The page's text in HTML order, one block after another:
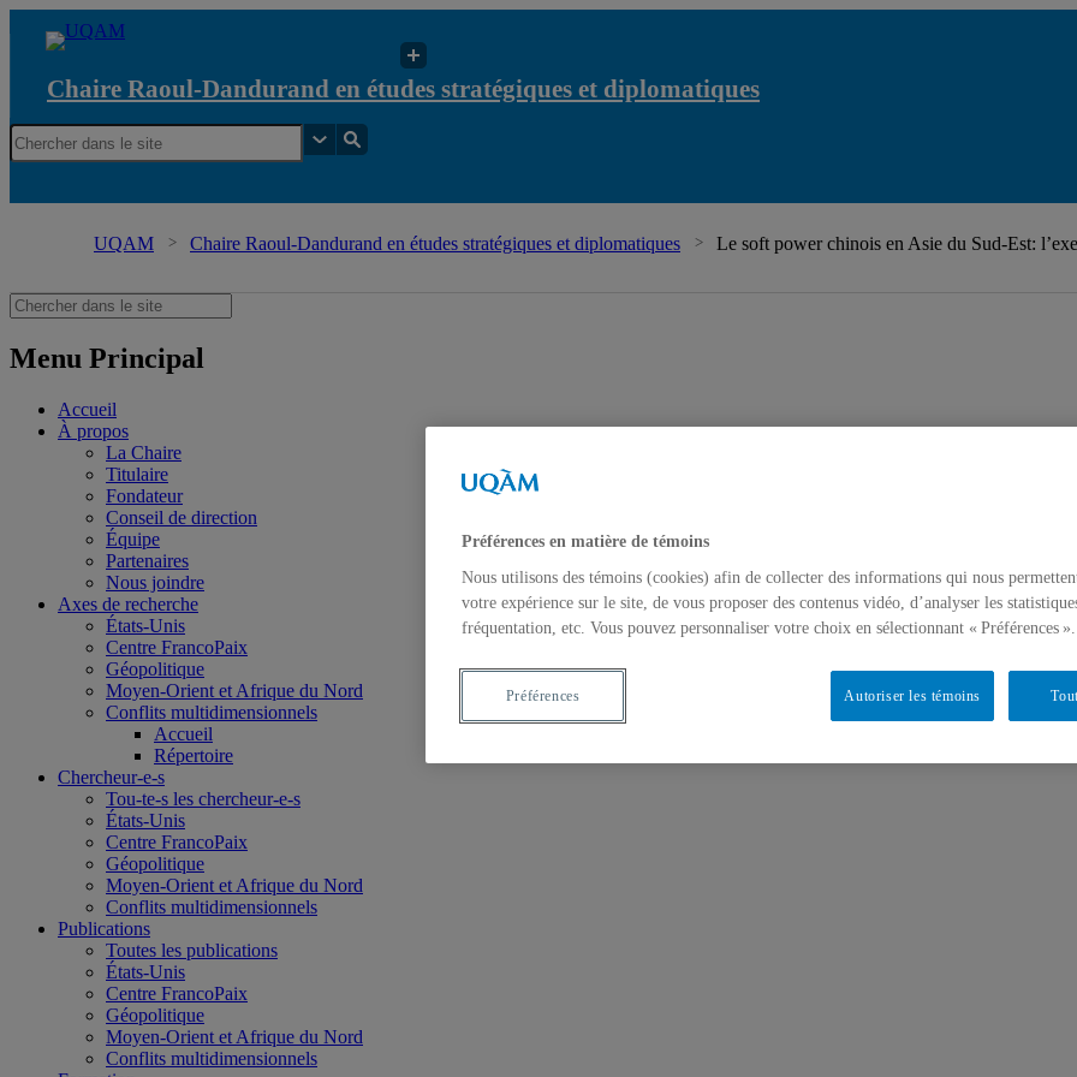
Chaire Raoul-Dandurand en études stratégiques et diplomatiques
UQAM Chaire Raoul-Dandurand en études stratégiques et diplomatiques Le soft power chinois en Asie du Sud-Est:
Menu Principal
Accueil
À propos
La Chaire
Titulaire
Fondateur
Conseil de direction
Équipe
Partenaires
Nous joindre
Axes de recherche
États-Unis
Centre FrancoPaix
Géopolitique
Moyen-Orient et Afrique du Nord
Conflits multidimensionnels
Accueil
Répertoire
Chercheur-e-s
Tou-te-s les chercheur-e-s
États-Unis
Centre FrancoPaix
Géopolitique
Moyen-Orient et Afrique du Nord
Conflits multidimensionnels
Publications
Toutes les publications
États-Unis
Centre FrancoPaix
Géopolitique
Moyen-Orient et Afrique du Nord
Conflits multidimensionnels
Préférences en matière de témoins
Nous utilisons des témoins (cookies) afin de collecter des informations qui nous
votre expérience sur le site, de vous proposer des contenus vidéo, d’analyser les
fréquentation, etc. Vous pouvez personnaliser votre choix en sélectionnant « Préférences ».
Autoriser les témoins
Préférences